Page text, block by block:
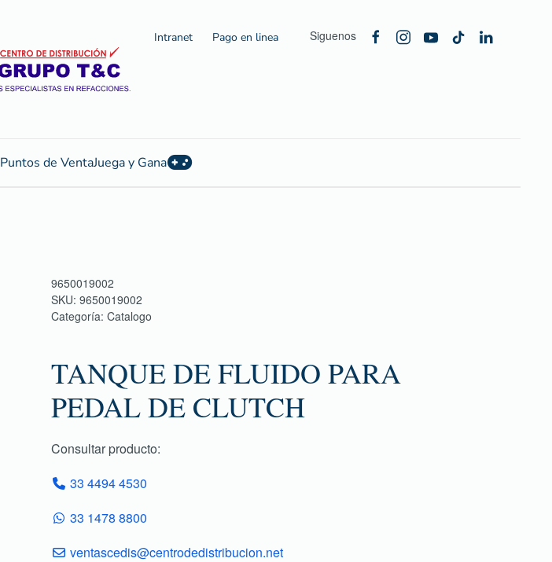
Intranet Pago en linea Siguenos
Puntos de VentaJuega y Gana
9650019002
SKU: 9650019002
Categoría: Catalogo
TANQUE DE FLUIDO PARA
PEDAL DE CLUTCH
Consultar producto:
33 4494 4530
33 1478 8800
ventascedis@centrodedistribucion.net